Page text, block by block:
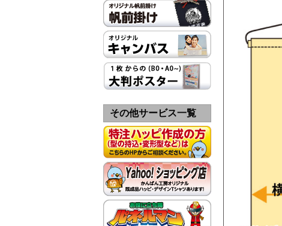
その他サービス一覧